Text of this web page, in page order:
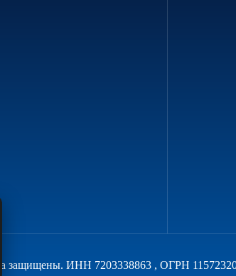
защищены. ИНН 7203338863 , ОГРН